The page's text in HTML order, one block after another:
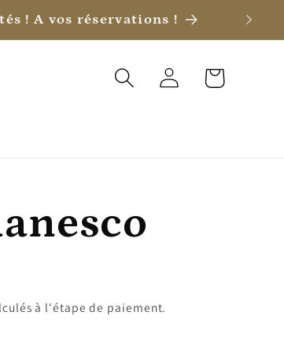
choix !
Connexion Panier
à l'étape de paiement.